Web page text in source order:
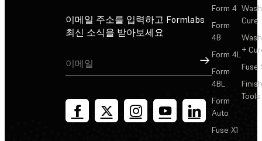
이메일 주소를 입력하고 Formlabs
최신 소식을 받아보세요
가입
Form 4
Form
4B
Form 4L
Form
4BL
Form
Auto
Fuse X1
Cure
+
Fuse
Tools